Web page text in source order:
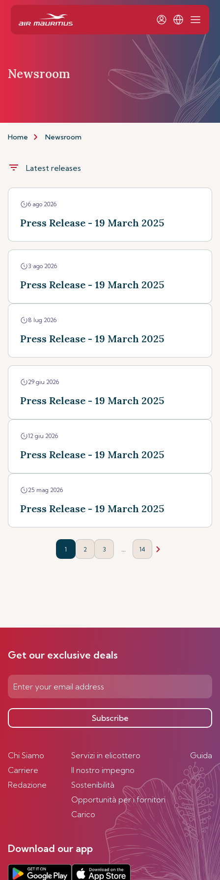
Newsroom
Home Newsroom
filter_list Latest releases
6 ago 2026
Press Release - 19 March 2025
3 ago 2026
Press Release - 19 March 2025
8 lug 2026
Press Release - 19 March 2025
29 giu 2026
Press Release - 19 March 2025
12 giu 2026
Press Release - 19 March 2025
25 mag 2026
Press Release - 19 March 2025
1 2 3 14
Get our exclusive deals
Subscribe
Chi Siamo
Carriere
Redazione
Servizi in elicottero
Il nostro impegno
Sostenibilità
Opportunità per i fornitori
Carico
Guida
Download our app